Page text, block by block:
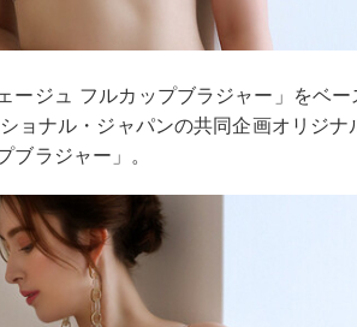
ージュ フルカップブラジャー」をベー
ョナル・ジャパンの共同企画オリジナ
ブラジャー」。